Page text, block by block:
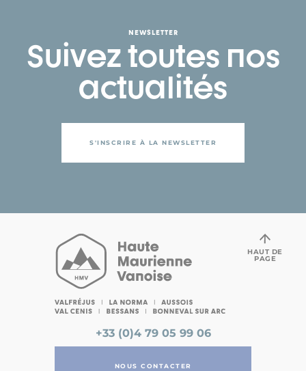
NEWSLETTER
Suivez toutes nos
actualités
S'INSCRIRE À LA NEWSLETTER
+33 (0)4 79 05 99 06
NOUS CONTACTER
HAUT DE
PAGE